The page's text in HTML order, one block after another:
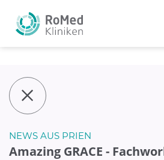
NEWS AUS PRIEN
Amazing GRACE -